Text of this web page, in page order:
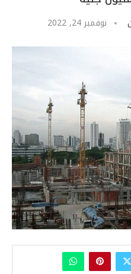
نوفمبر 24, 2022